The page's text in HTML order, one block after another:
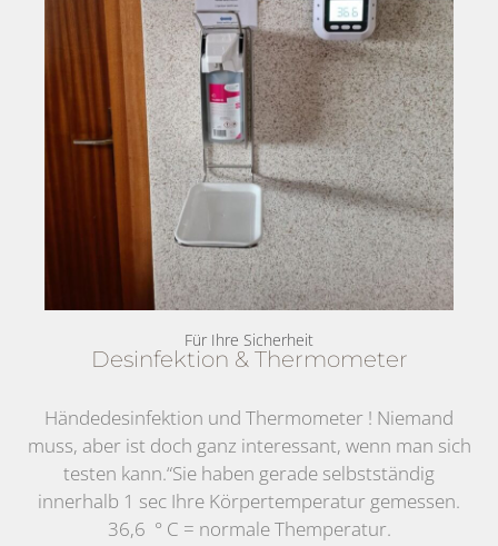
Für Ihre Sicherheit
Desinfektion & Thermometer
Händedesinfektion und Thermometer ! Niemand
muss, aber ist doch ganz interessant, wenn man sich
testen kann.“Sie haben gerade selbstständig
innerhalb 1 sec Ihre Körpertemperatur gemessen.
36,6 ° C = normale Themperatur.